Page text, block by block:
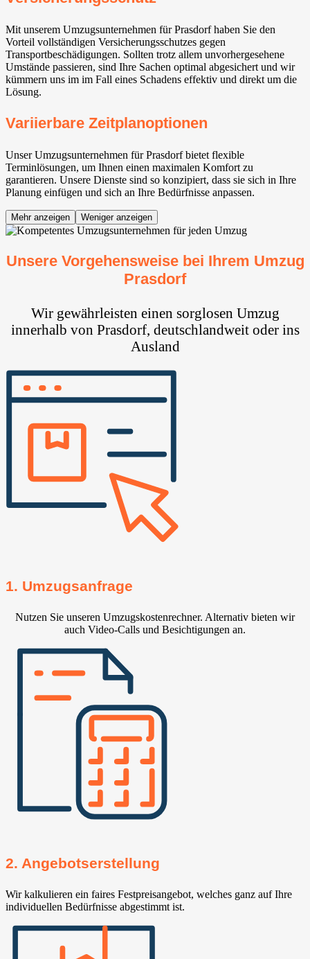
Mit unserem Umzugsunternehmen für Prasdorf haben Sie den
Vorteil vollständigen Versicherungsschutzes gegen
Transportbeschädigungen. Sollten trotz allem unvorhergesehene
Umstände passieren, sind Ihre Sachen optimal abgesichert und wir
kümmern uns im im Fall eines Schadens effektiv und direkt um die
Lösung.
Variierbare Zeitplanoptionen
Unser Umzugsunternehmen für Prasdorf bietet flexible
Terminlösungen, um Ihnen einen maximalen Komfort zu
garantieren. Unsere Dienste sind so konzipiert, dass sie sich in Ihre
Planung einfügen und sich an Ihre Bedürfnisse anpassen.
Mehr anzeigen Weniger anzeigen
Unsere Vorgehensweise bei Ihrem Umzug
Prasdorf
Wir gewährleisten einen sorglosen Umzug
innerhalb von Prasdorf, deutschlandweit oder ins
Ausland
1. Umzugsanfrage
Nutzen Sie unseren Umzugskostenrechner. Alternativ bieten wir
auch Video-Calls und Besichtigungen an.
2. Angebotserstellung
Wir kalkulieren ein faires Festpreisangebot, welches ganz auf Ihre
individuellen Bedürfnisse abgestimmt ist.